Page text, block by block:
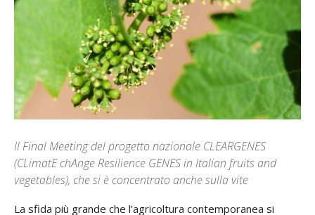
Il Final Meeting del progetto nazionale CLEARGENES
(CLimatE chAnge Resilience GENES in Italian fruits and
vegetables), che si è concentrato anche sulla vite
La sfida più grande che l’agricoltura contemporanea si